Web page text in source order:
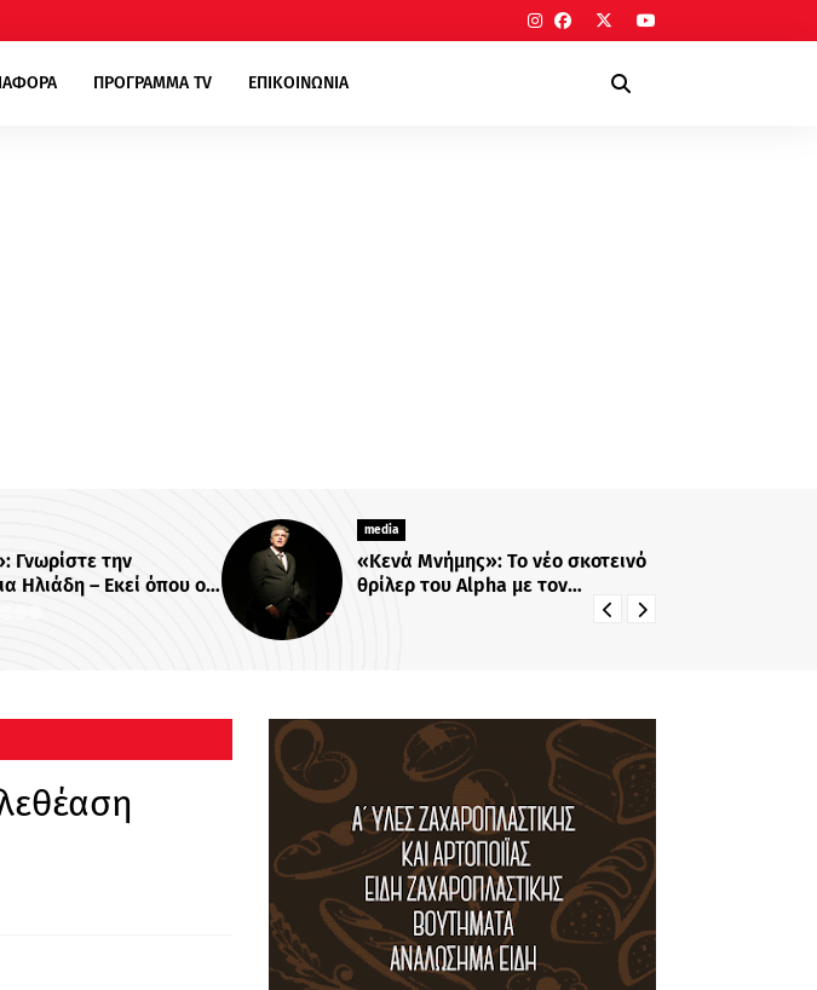
ΠΡΟΓΡΑΜΜΑ TV ΕΠΙΚΟΙΝΩΝΙΑ
«Κενά Μνήμης»: Το νέο σκοτεινό
θρίλερ του Alpha με τον
Βλαδίμηρο Κυριακίδη
Νίκος Ρογκάκος: Η τηλεοπτική
συνύπαρξη με Λιβαθυνού και
Σίσκο και τα μαθήματα της